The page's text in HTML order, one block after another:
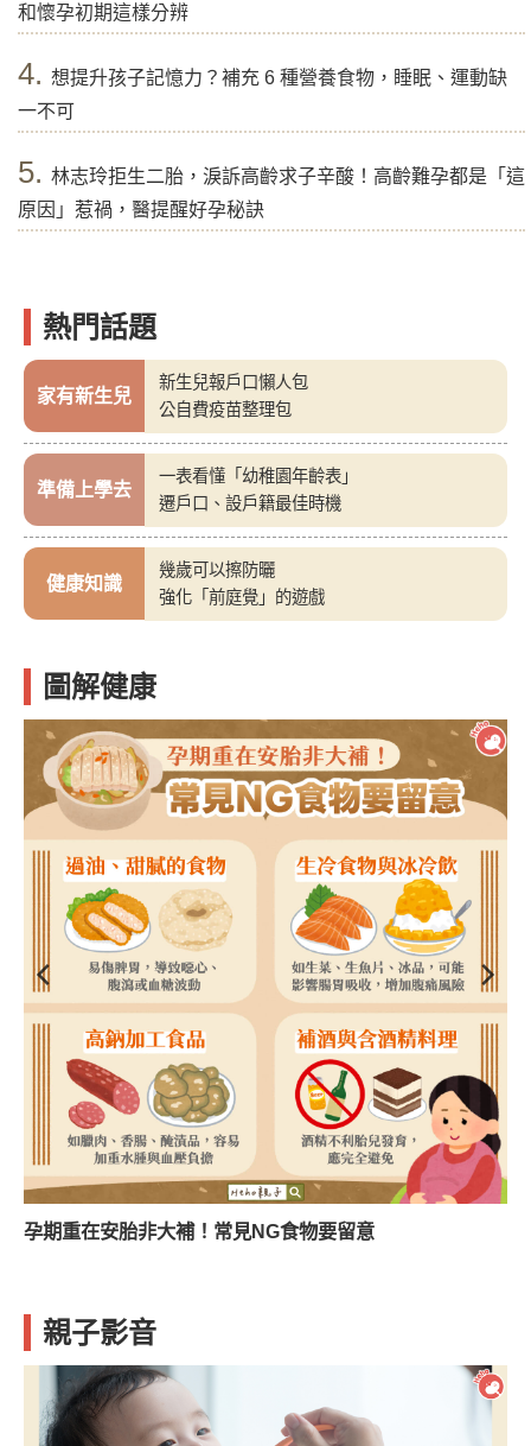
和懷孕初期這樣分辨
4. 想提升孩子記憶力？補充 6 種營養食物，睡眠、運動缺
一不可
5. 林志玲拒生二胎，淚訴高齡求子辛酸！高齡難孕都是「這
原因」惹禍，醫提醒好孕秘訣
熱門話題
家有新生兒
新生兒報戶口懶人包
公自費疫苗整理包
準備上學去
一表看懂「幼稚園年齡表」
遷戶口、設戶籍最佳時機
健康知識
幾歲可以擦防曬
強化「前庭覺」的遊戲
圖解健康
孕期重在安胎非大補！常見NG食物要留意
親子影音